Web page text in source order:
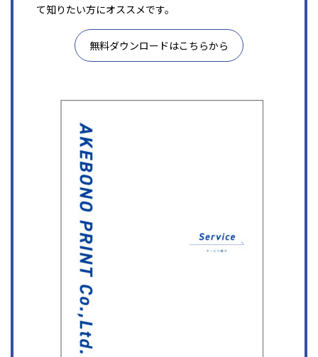
て知りたい方にオススメです。
無料ダウンロードはこちらから